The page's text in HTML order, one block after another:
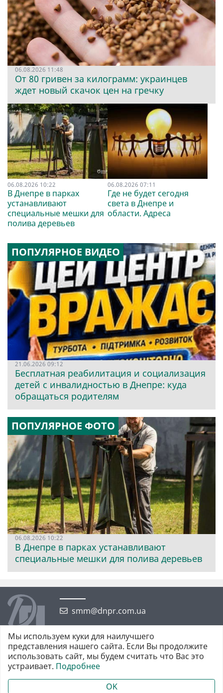
06.08.2026 11:48
От 80 гривен за килограмм: украинцев
ждет новый скачок цен на гречку
06.08.2026 10:22
В Днепре в парках
устанавливают
специальные мешки для
полива деревьев
06.08.2026 07:11
Где не будет сегодня
света в Днепре и
области. Адреса
ПОПУЛЯРНОЕ ВИДЕО
21.06.2026 09:12
Бесплатная реабилитация и социализация
детей с инвалидностью в Днепре: куда
обращаться родителям
ПОПУЛЯРНОЕ ФОТО
06.08.2026 10:22
В Днепре в парках устанавливают
специальные мешки для полива деревьев
smm@dnpr.com.ua
©2026 https://dnpr.com.ua Дніпровська порадниця
Всі права захищені. При повному або частковому використанні
матеріалів обов'язкове активне гіперпосилання у першому абзаці.
Мы используем куки для наилучшего
представления нашего сайта. Если Вы продолжите
использовать сайт, мы будем считать что Вас это
устраивает. Подробнее
OK